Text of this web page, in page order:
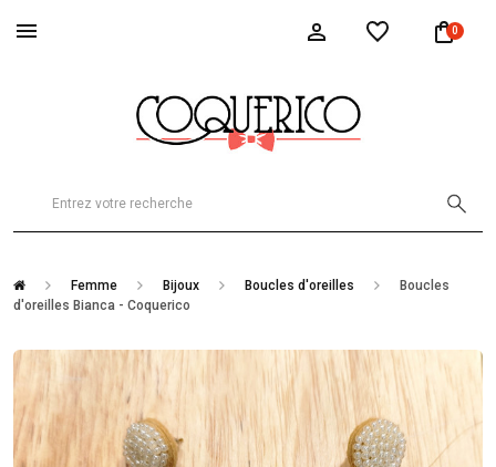
0
Femme Bijoux Boucles d'oreilles
Boucles
d'oreilles Bianca - Coquerico